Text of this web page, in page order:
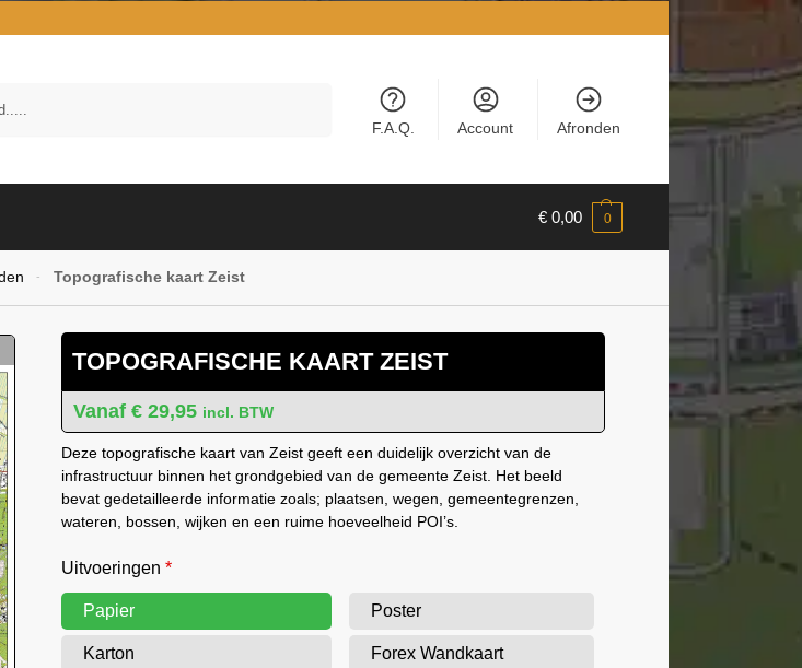
F.A.Q. Account Afronden
€ 0,00 0
- Topografische kaart Zeist
TOPOGRAFISCHE KAART ZEIST
€ 29,95 incl. BTW
Deze topografische kaart van Zeist geeft een duidelijk overzicht van de
infrastructuur binnen het grondgebied van de gemeente Zeist. Het beeld
bevat gedetailleerde informatie zoals; plaatsen, wegen, gemeentegrenzen,
wateren, bossen, wijken en een ruime hoeveelheid POI’s.
Uitvoeringen *
Papier Poster
Karton Forex Wandkaart